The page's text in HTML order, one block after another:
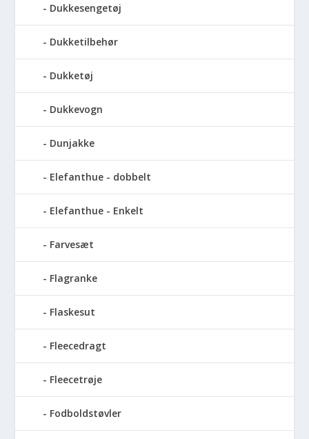
Dukkesengetøj
Dukketilbehør
Dukketøj
Dukkevogn
Dunjakke
Elefanthue - dobbelt
Elefanthue - Enkelt
Farvesæt
Flagranke
Flaskesut
Fleecedragt
Fleecetrøje
Fodboldstøvler